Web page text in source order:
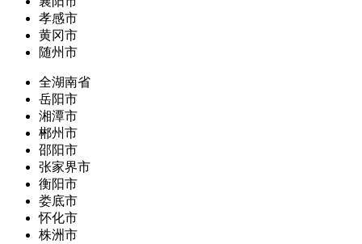
孝感市
黄冈市
随州市
全湖南省
岳阳市
湘潭市
郴州市
邵阳市
张家界市
衡阳市
娄底市
怀化市
株洲市